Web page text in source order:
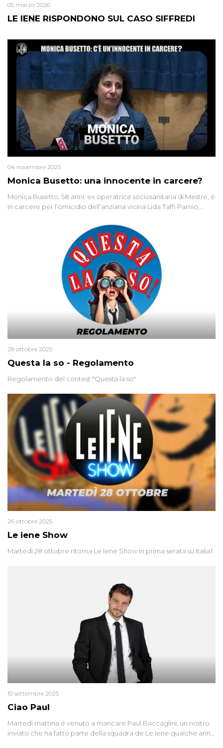
LE IENE RISPONDONO SUL CASO SIFFREDI
05 marzo 2026
Monica Busetto: una innocente in carcere?
04 novembre 2025
Monica Busetto, 58 anni, ex operatrice sociosanitaria di Mestre, è
in carcere per l’omicidio dell’anziana vicina Lida Taffi Pamio,
minuscola su una collanina, Monica si proclama innocente. Nel
2015 un’altra donna confessa lo stesso delitto, poi ritratta. Due
colpevoli per un solo omicidio: errore giudiziario o giustizia
Questa la so - Regolamento
28 ottobre 2025
Regolamento del contest "Questa la so"
Le iene Show
26 ottobre 2025
Martedì 28 ottobre ritorna Le Iene Show in prima serata su Italia1
Ciao Paul
10 settembre 2025
Martedì mattina è venuto a mancare Paul Baccaglini, un nostro
inviato che ha fatto parte della squadra de Le Iene qualche anno